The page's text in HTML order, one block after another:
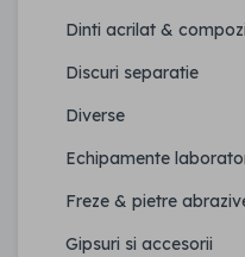
Dinti acrilat &
Discuri separatie
Diverse
Echipamente
Freze & pietre
Gipsuri si accesorii